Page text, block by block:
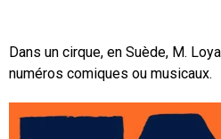
Dans un cirque, en Suède, M.
numéros comiques ou musicaux.